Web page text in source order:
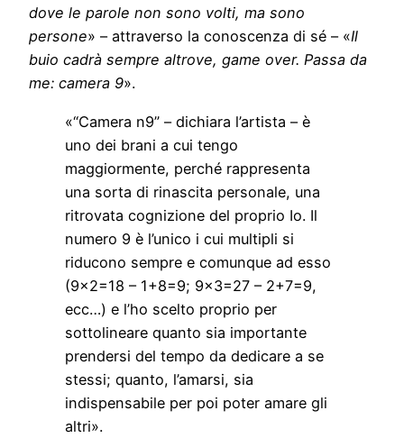
dove le parole non sono volti, ma sono
persone» – attraverso la conoscenza di sé – «Il
buio cadrà sempre altrove, game over. Passa da
me: camera 9».
«“Camera n9” – dichiara l’artista – è
uno dei brani a cui tengo
maggiormente, perché rappresenta
una sorta di rinascita personale, una
ritrovata cognizione del proprio Io. Il
numero 9 è l’unico i cui multipli si
riducono sempre e comunque ad esso
(9×2=18 – 1+8=9; 9×3=27 – 2+7=9,
ecc…) e l’ho scelto proprio per
sottolineare quanto sia importante
prendersi del tempo da dedicare a se
stessi; quanto, l’amarsi, sia
indispensabile per poi poter amare gli
altri».